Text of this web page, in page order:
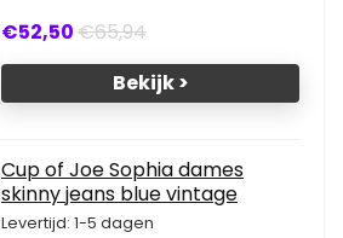
€52,50€65,94
Bekijk >
Cup of Joe Sophia dames
skinny jeans blue vintage
Levertijd: 1-5 dagen